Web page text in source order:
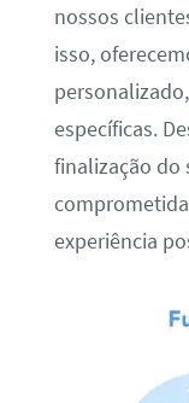
nossos
isso,
específicas.
finalização do
experiência